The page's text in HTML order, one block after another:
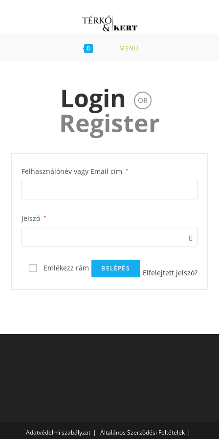
0 MENU
Login OR
Register
Felhasználónév vagy Email cím *
Jelszó *
Emlékezz rám BELÉPÉS Elfelejtett jelszó?
Adatvédelmi szabályzat
Általános Szerződési Feltételek